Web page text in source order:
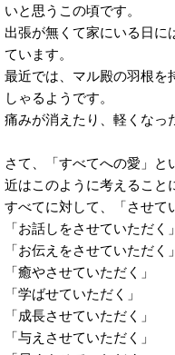
いと思うこの頃です。
出張が無くて家にいる日に
ています。
最近では、マル殿の羽根を
しゃるようです。
痛みが消えたり、軽くなっ
さて、「すべてへの愛」
近はこのように考えること
すべてに対して、「させて
「お話しをさせていただく」
「お伝えをさせていただく」
「癒やさせていただく」
「学ばせていただく」
「成長させていただく」
「与えさせていただく」